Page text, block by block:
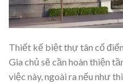
Thiết kế biệt thự tân cổ
Gia chủ sẽ cần hoàn thiện
việc này, ngoài ra nếu như